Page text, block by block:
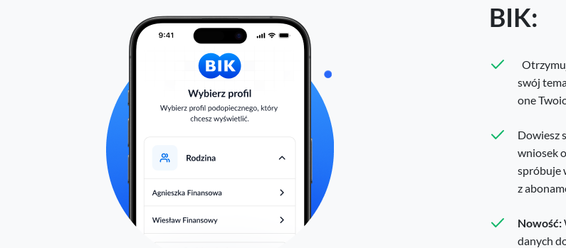
BIK:
swój
one
Dowiesz
wniosek
spróbuje
z
Nowość:
danych